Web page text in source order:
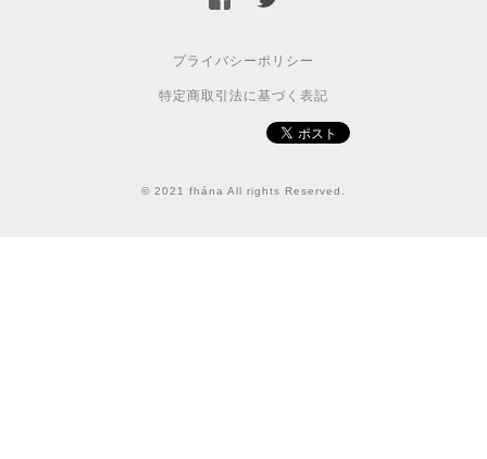
プライバシーポリシー
特定商取引法に基づく表記
© 2021 fhána All rights Reserved.